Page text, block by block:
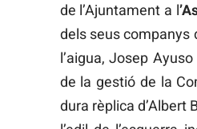
de l’Ajuntament a l
dels seus companys
l’aigua, Josep Ayuso
de la gestió de la
dura rèplica d’Albert